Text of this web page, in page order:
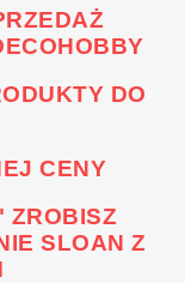
DO
CENY
ZROBISZ
SLOAN Z